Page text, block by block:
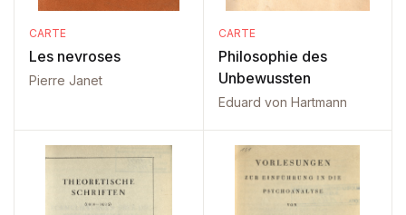
CARTE
Les nevroses
Pierre Janet
CARTE
Philosophie des
Unbewussten
Eduard von Hartmann